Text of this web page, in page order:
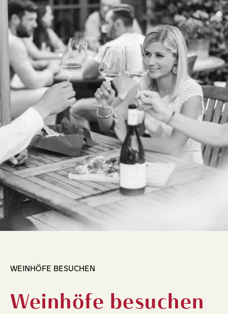
WEINHÖFE BESUCHEN
Weinhöfe besuchen